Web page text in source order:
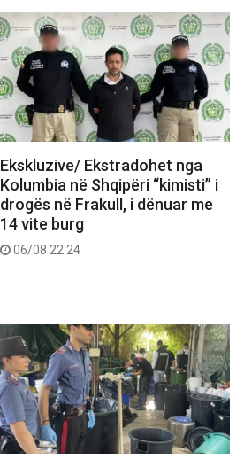
Ekskluzive/ Ekstradohet nga
Kolumbia në Shqipëri “kimisti” i
drogës në Frakull, i dënuar me
14 vite burg
06/08 22:24